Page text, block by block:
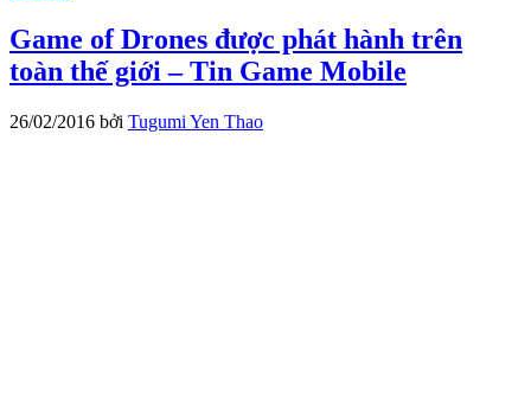
Game of Drones được phát hành trên
toàn thế giới – Tin Game Mobile
26/02/2016 bởi Tugumi Yen Thao